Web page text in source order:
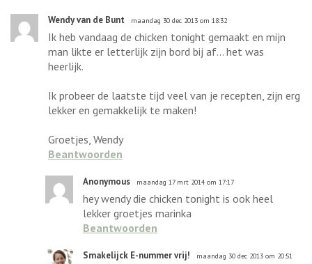
Wendy van de Bunt maandag 30 dec 2013 om 18:32
Ik heb vandaag de chicken tonight gemaakt en mijn
man likte er letterlijk zijn bord bij af... het was
heerlijk.
Ik probeer de laatste tijd veel van je recepten, zijn erg
lekker en gemakkelijk te maken!
Groetjes, Wendy
Beantwoorden
Anonymous maandag 17 mrt 2014 om 17:17
hey wendy die chicken tonight is ook heel
lekker groetjes marinka
Beantwoorden
Smakelijck E-nummer vrij! maandag 30 dec 2013 om 20:51